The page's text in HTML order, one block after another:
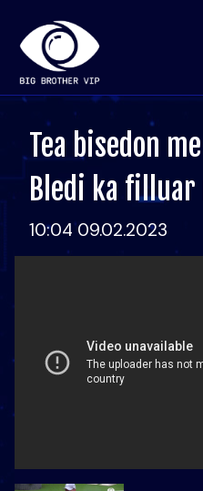
Tea bisedon
Bledi ka
10:04 09.02.2023